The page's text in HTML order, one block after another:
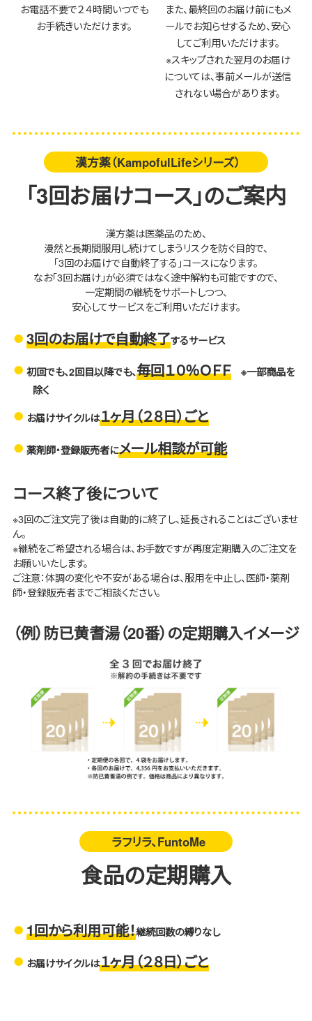
お電話不要で２４時間いつでも
お手続きいただけます。
また、最終回のお届け前にもメ
ールでお知らせするため、安心
してご利用いただけます。
※スキップされた翌月のお届け
については、事前メールが送信
されない場合があります。
漢方薬（KampofulLifeシリーズ）
「3回お届けコース」のご案内
漢方薬は医薬品のため、
漫然と長期間服用し続けてしまうリスクを防ぐ目的で、
「3回のお届けで自動終了する」コースになります。
なお「3回お届け」が必須ではなく途中解約も可能ですので、
一定期間の継続をサポートしつつ、
安心してサービスをご利用いただけます。
3回のお届けで自動終了するサービス
初回でも、2回目以降でも、毎回１０％ＯＦＦ※一部商品を
除く
お届けサイクルは１ヶ月（２８日）ごと
薬剤師・登録販売者にメール相談が可能
コース終了後について
※3回のご注文完了後は自動的に終了し、延長されることはございませ
ん。
※継続をご希望される場合は、お手数ですが再度定期購入のご注文を
お願いいたします。
ご注意：体調の変化や不安がある場合は、服用を中止し、医師・薬剤
師・登録販売者までご相談ください。
（例）防已黄耆湯（20番）の定期購入イメージ
ラフリラ、FuntoMe
食品の定期購入
1回から利用可能！継続回数の縛りなし
お届けサイクルは１ヶ月（２８日）ごと